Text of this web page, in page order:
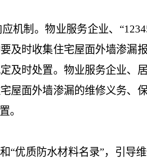
机制。物业服务企业、
及时收集住宅屋面外墙渗漏
及时处置。物业服务企业、
屋面外墙渗漏的维修义务、
。
“优质防水材料名录”，引导